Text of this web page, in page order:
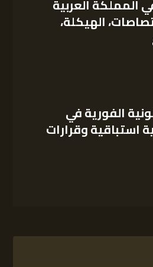
المملكة العربية
الهيكلة،
الفورية في
استباقية وقرارات